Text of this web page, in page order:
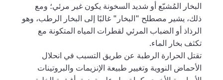
البخار المُشبّع أو شديد السخونة يكون غير مرئي؛ ومع
ذلك، يشير مصطلح "البخار" غالبًا إلى البخار الرطب، وهو
الرذاذ أو الضباب المرئي لقطرات المياه المتكونة مع
تكثف بخار الماء.
تقتل الحرارة الرطبة عن طريق التسبب في انحلال
الأحماض النووية وتغيير طبيعة الإنزيمات والبروتينات